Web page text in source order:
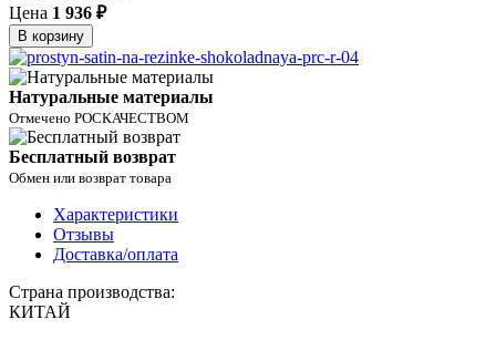
Цена 1 936 ₽
В корзину
Натуральные материалы
Отмечено РОСКАЧЕСТВОМ
Бесплатный возврат
Обмен или возврат товара
Характеристики
Отзывы
Доставка/оплата
Страна производства:
КИТАЙ